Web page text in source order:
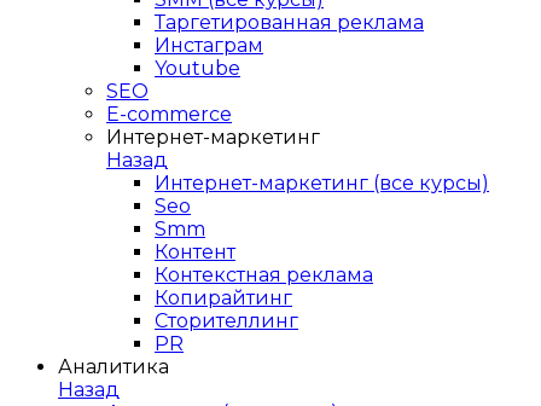
Таргетированная реклама
Инстаграм
Youtube
SEO
E-сommerce
Интернет-маркетинг
Назад
Интернет-маркетинг (все курсы)
Seo
Smm
Контент
Контекстная реклама
Копирайтинг
Сторителлинг
PR
Аналитика
Назад